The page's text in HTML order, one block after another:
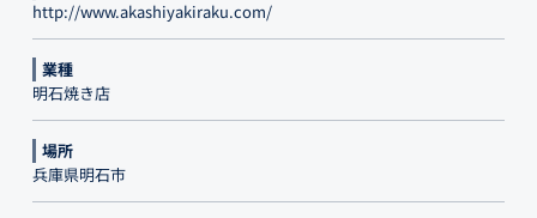
http://www.akashiyakiraku.com/
業種
明石焼き店
場所
兵庫県明石市